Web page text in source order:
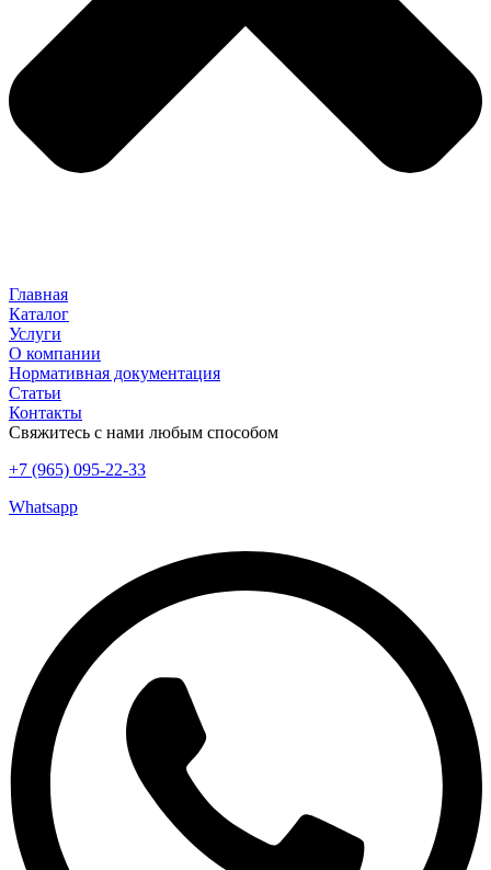
Главная
Каталог
Услуги
О компании
Нормативная документация
Статьи
Контакты
Свяжитесь с нами любым способом
+7 (965) 095-22-33
Whatsapp